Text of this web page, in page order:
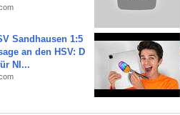
Sandhausen 1:5
an den HSV: D
NI...